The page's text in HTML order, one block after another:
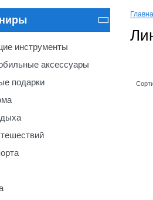

инструменты
аксессуары
подарки